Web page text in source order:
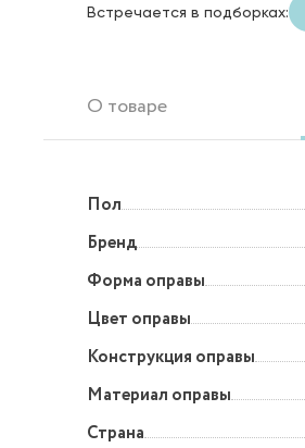
Встречается в подборках:
О товаре
Пол
Бренд
Форма оправы
Цвет оправы
Конструкция оправы
Материал оправы
Страна